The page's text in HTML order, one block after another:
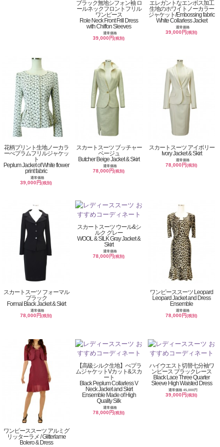
ブラック無地シフォン袖 ロ
ールネックフロントフリル
ワンピース
Role Neck Front Frill Dress
with Chiffon Sleeves
通常価格
39,000円(税別)
エレガントなエンボス加工
生地のホワイトノーカラー
ジャケット/Embossing fabric
White Collarless Jacket
通常価格
39,000円(税別)
花柄プリント生地ノーカラ
ーぺプラムフリルジャケッ
ト
Peplum Jacket of White flower
print fabric
通常価格
39,000円(税別)
スカートスーツ ブッチャー
ベージュ
Butcher Beige Jacket & Skirt
通常価格
78,000円(税別)
スカートスーツ アイボリー
Ivory Jacket & Skirt
通常価格
78,000円(税別)
スカートスーツ フォーマル
ブラック
Formal Black Jacket & Skirt
通常価格
78,000円(税別)
スカートスーツ ウール&シ
ルク グレー
WOOL & SILK Gray Jacket &
Skirt
通常価格
78,000円(税別)
ワンピーススーツ Leopard
Leopard Jacket and Dress
Ensemble
通常価格
78,000円(税別)
ワンピーススーツ アルミグ
リッターラメ / Glitterlame
Bolero & Dress
【高級シルク生地】ぺプラ
ムジャケットVカット&スカ
ート
Black Peplum Collarless V
Neck Jacket and Skirt
Ensemble Made of High
Quality Silk
通常価格
78,000円(税別)
ハイウエスト切替七分袖ワ
ンピース ブラックレース
Black Lace Three Quarter
Sleeve High Waisted Dress
通常価格 45,000円
39,000円(税別)